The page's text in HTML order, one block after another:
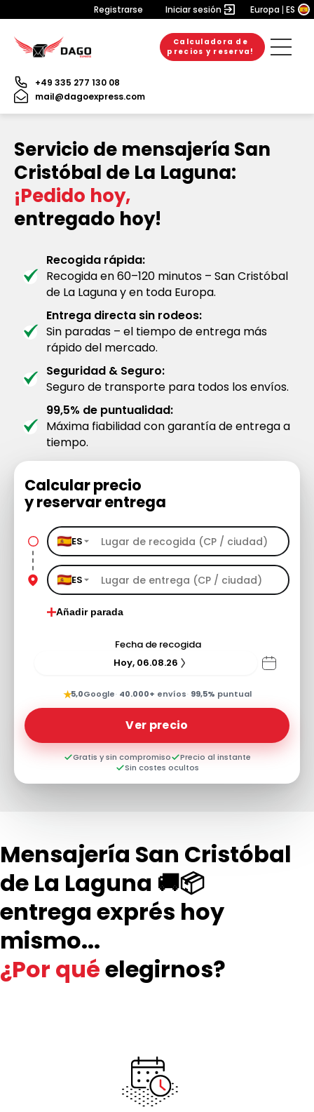
Registrarse Iniciar sesión Europa ES
Calculadora de
precios y reserva!
+49 335 277 130 08
mail@dagoexpress.com
Servicio de mensajería San
Cristóbal de La Laguna:
¡Pedido hoy,
entregado hoy!
Recogida rápida:
Recogida en 60–120 minutos – San Cristóbal
de La Laguna y en toda Europa.
Entrega directa sin rodeos:
Sin paradas – el tiempo de entrega más
rápido del mercado.
Seguridad & Seguro:
Seguro de transporte para todos los envíos.
99,5% de puntualidad:
Máxima fiabilidad con garantía de entrega a
tiempo.
Calcular precio
y reservar entrega
ES
ES
Añadir parada
Fecha de recogida
Hoy, 06.08.26
★5,0Google· 40.000+ envíos· 99,5% puntual
Ver precio
Gratis y sin compromiso
Precio al instante
Sin costes ocultos
Mensajería San Cristóbal
de La Laguna 🚚📦
entrega exprés hoy
mismo...
¿Por quéelegirnos?